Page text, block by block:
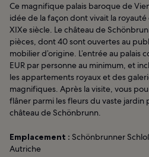
Ce magnifique palais baroque de
idée de la façon dont vivait la
XIXe siècle. Le château de
pièces, dont 40 sont ouvertes au
mobilier d’origine. L’entrée au palais
EUR par personne au minimum, et
les appartements royaux et des
magnifiques. Après la visite, vous
flâner parmi les fleurs du vaste jardin
château de Schönbrunn.
Emplacement : Schönbrunner
Autriche